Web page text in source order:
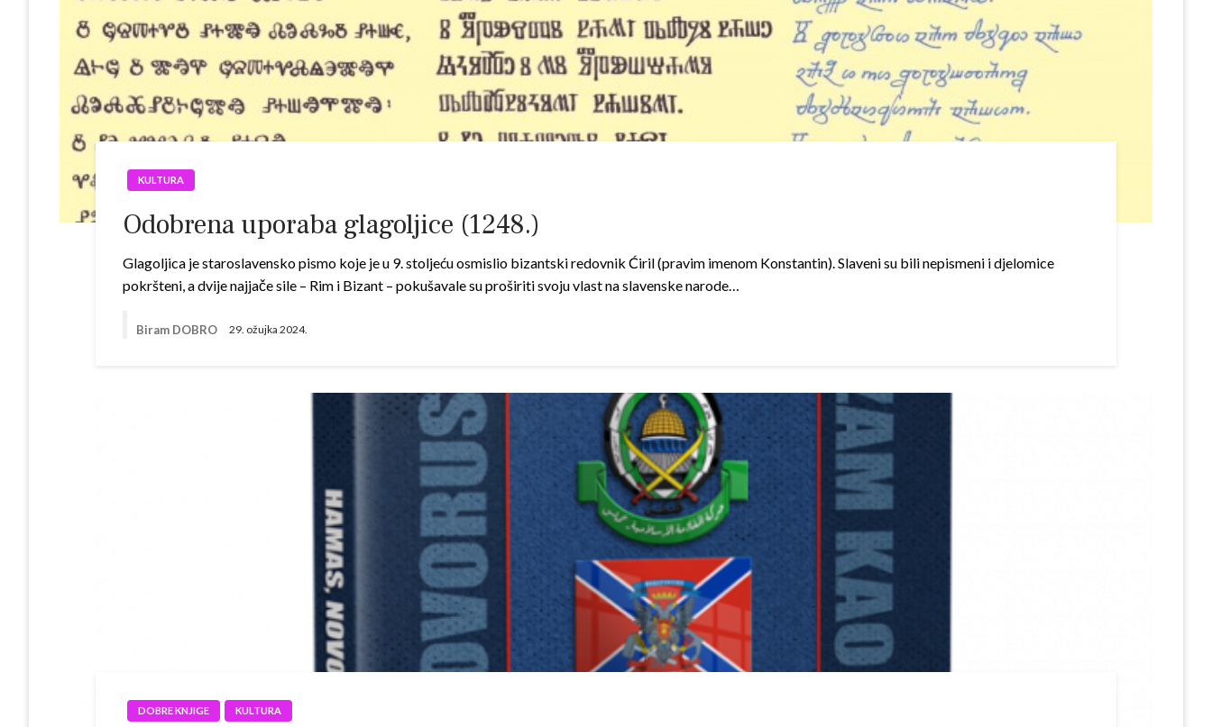
KULTURA
Odobrena uporaba glagoljice (1248.)
Glagoljica je staroslavensko pismo koje je u 9. stoljeću osmislio bizantski redovnik Ćiril (pravim imenom Konstantin). Slaveni su bili nepismeni i djelomice
pokršteni, a dvije najjače sile – Rim i Bizant – pokušavale su proširiti svoju vlast na slavenske narode…
Biram DOBRO 29. ožujka 2024.
DOBRE KNJIGE KULTURA